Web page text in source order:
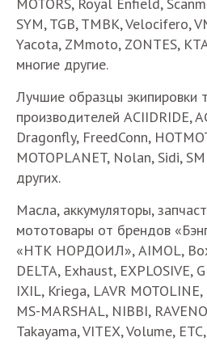
MOTORS, Royal Enfield,
SYM, TGB, TMBK, Velocifero,
Yacota, ZMmoto, ZONTES,
многие другие.
Лучшие образцы экипировки
производителей ACIIDRIDE,
Dragonfly, FreedConn,
MOTOPLANET, Nolan, Sidi,
других.
Масла, аккумуляторы,
мототовары от брендов
«НТК НОРДОИЛ», AIMOL,
DELTA, Exhaust, EXPLOSIVE,
IXIL, Kriega, LAVR
MS-MARSHAL, NIBBI,
Takayama, VITEX, Volume,